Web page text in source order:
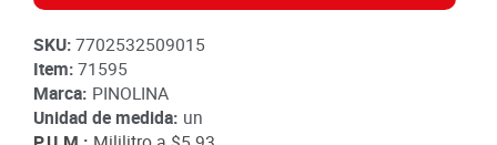
SKU:7702532509015
Item:71595
Marca: PINOLINA
Unidad de medida: un